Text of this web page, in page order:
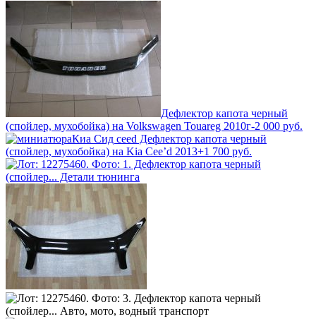
Дефлектор капота черный
(спойлер, мухобойка) на Volkswagen Touareg 2010г-2 000 руб.
Киа Сид ceed Дефлектор капота черный
(спойлер, мухобойка) на Kia Cee’d 2013+1 700 руб.